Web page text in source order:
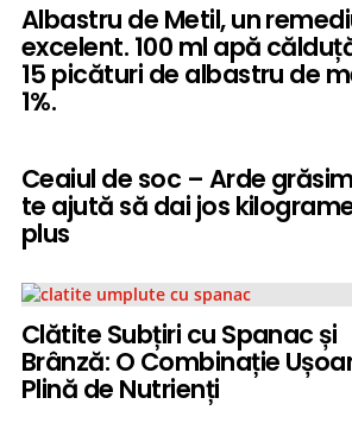
Albastru de Metil, un
excelent. 100 ml apă
15 picături de albastru de
1%.
Ceaiul de soc – Arde
te ajută să dai jos
plus
Clătite Subțiri cu Spanac și
Brânză: O Combinație
Plină de Nutrienți